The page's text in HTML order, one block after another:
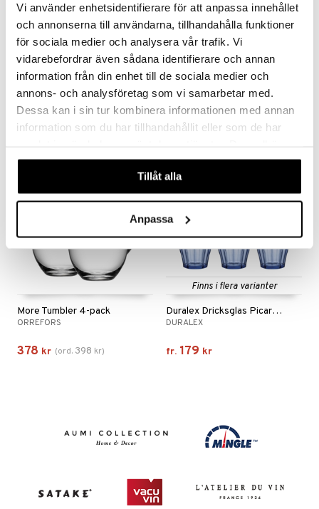
Vi använder enhetsidentifierare för att anpassa innehållet
och annonserna till användarna, tillhandahålla funktioner
för sociala medier och analysera vår trafik. Vi
vidarebefordrar även sådana identifierare och annan
information från din enhet till de sociala medier och
annons- och analysföretag som vi samarbetar med.
Dessa kan i sin tur kombinera informationen med annan
information som du har tillhandahållit eller som de har
våra cookies vid fortsatt användande av vår webbplats.
Tillåt alla
Anpassa
Finns i flera varianter
Duralex Dricksglas Picardie 6-pack
fr.119 kr
Finns i flera varianter
All About You 2-pack
fr.295 kr (ord. 314kr)
More Tumbler 4-pack
ORREFORS
378 kr (ord. 398 kr)
Finns i flera varianter
Duralex Dricksglas Picardie Blå 6-pack
DURALEX
fr. 179 kr
& Täcken
& Örngott